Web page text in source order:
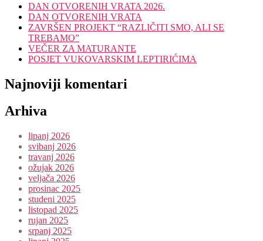
DAN OTVORENIH VRATA 2026.
DAN OTVORENIH VRATA
ZAVRŠEN PROJEKT “RAZLIČITI SMO, ALI SE
TREBAMO”
VEČER ZA MATURANTE
POSJET VUKOVARSKIM LEPTIRIĆIMA
Najnoviji komentari
Arhiva
lipanj 2026
svibanj 2026
travanj 2026
ožujak 2026
veljača 2026
prosinac 2025
studeni 2025
listopad 2025
rujan 2025
srpanj 2025